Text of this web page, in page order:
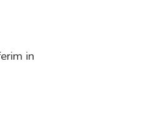
in